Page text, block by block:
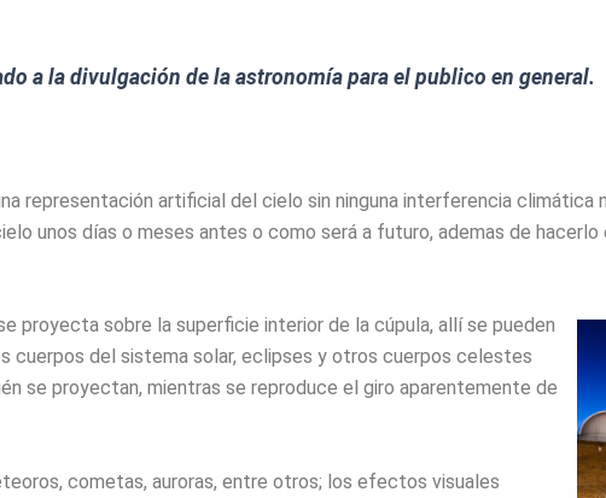
a la divulgación de la astronomía para el publico en general.
representación artificial del cielo sin ninguna interferencia
unos días o meses antes o como será a futuro, ademas de
proyecta sobre la superficie interior de la cúpula, allí se pueden
cuerpos del sistema solar, eclipses y otros cuerpos celestes
se proyectan, mientras se reproduce el giro aparentemente de
cometas, auroras, entre otros; los efectos visuales